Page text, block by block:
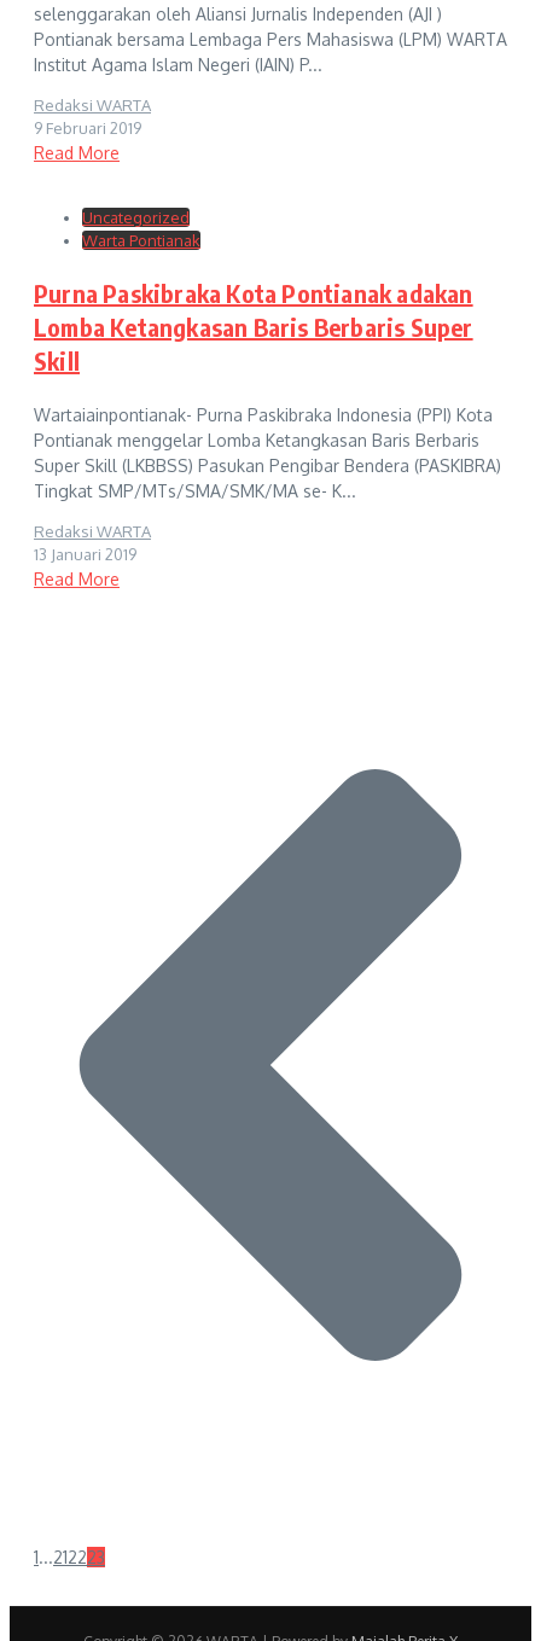
selenggarakan oleh Aliansi Jurnalis Independen (AJI )
Pontianak bersama Lembaga Pers Mahasiswa (LPM) WARTA
Institut Agama Islam Negeri (IAIN) P...
Redaksi WARTA
9 Februari 2019
Read More
Uncategorized
Warta Pontianak
Purna Paskibraka Kota Pontianak adakan
Lomba Ketangkasan Baris Berbaris Super
Skill
Wartaiainpontianak- Purna Paskibraka Indonesia (PPI) Kota
Pontianak menggelar Lomba Ketangkasan Baris Berbaris
Super Skill (LKBBSS) Pasukan Pengibar Bendera (PASKIBRA)
Tingkat SMP/MTs/SMA/SMK/MA se- K...
Redaksi WARTA
13 Januari 2019
Read More
1...212223